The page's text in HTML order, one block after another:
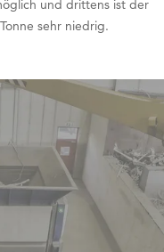
und drittens ist der
sehr niedrig.